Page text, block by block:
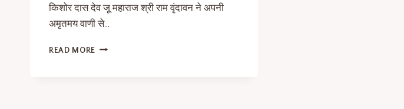
किशोर दास देव जू महाराज श्री राम वृंदावन ने अपनी
अमृतमय वाणी से…
READ MORE